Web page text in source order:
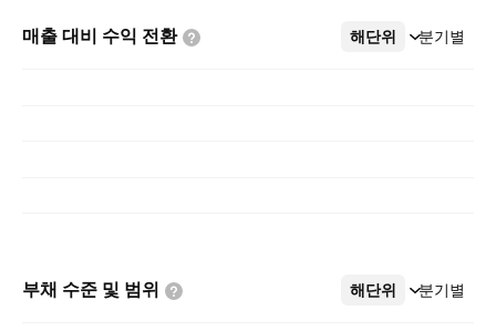
매출 대비 수익 전환 해단위 분기별
더보기
부채 수준 및 범위 해단위 분기별
더보기